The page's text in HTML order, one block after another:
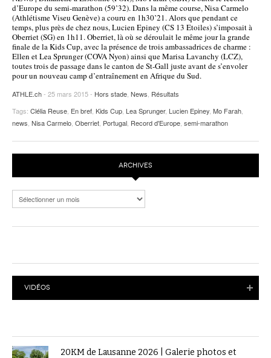
POURQUOI ATHLE.CH ?
ATHLE.CH RÉGIONS | VAUD
HIGHLIGHTS
LIVRES
d’Europe du semi-marathon (59’32). Dans la même course, Nisa Carmelo
(Athlétisme Viseu Genève) a couru en 1h30’21. Alors que pendant ce
temps, plus près de chez nous, Lucien Epiney (CS 13 Etoiles) s’imposait à
Oberriet (SG) en 1h11. Oberriet, là où se déroulait le même jour la grande
finale de la Kids Cup, avec la présence de trois ambassadrices de charme :
Ellen et Lea Sprunger (COVA Nyon) ainsi que Marisa Lavanchy (LCZ),
toutes trois de passage dans le canton de St-Gall juste avant de s’envoler
pour un nouveau camp d’entraînement en Afrique du Sud.
ATHLE.ch- 25 mars 2015 - Hors stade News Résultats
Tags: Clélia Reuse En bref Kids Cup Lea Sprunger, Lucien Epiney Mo Farah
news Nisa Carmelo Oberriet Portugal Record d'Europe semi-marathon
ARCHIVES
Archives
VIDÉOS
20KM de Lausanne 2026 | Galerie photos et